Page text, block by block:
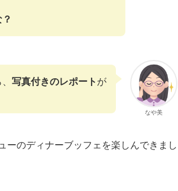
なや美
写真付きのレポート が
ーのディナーブッフェを楽しんできまし